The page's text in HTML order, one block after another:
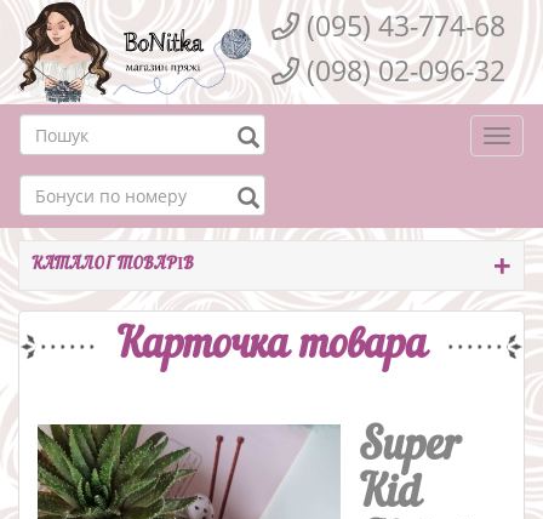
(095) 43-774-68
(098) 02-096-32
КАТАЛОГ ТОВАРІВ
Карточка товара
Super
Kid